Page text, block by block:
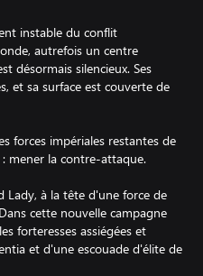
instable du conflit
autrefois un centre
désormais silencieux. Ses
et sa surface est couverte de
forces impériales restantes de
mener la contre-attaque.
Lady, à la tête d'une force de
cette nouvelle campagne
forteresses assiégées et
et d'une escouade d'élite de